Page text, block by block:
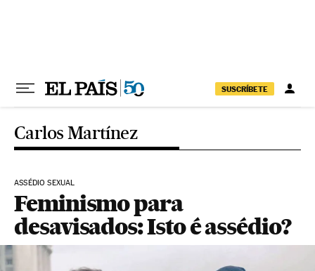
SUSCRÍBETE
Carlos Martínez
ASSÉDIO SEXUAL
Feminismo para
desavisados: Isto é assédio?